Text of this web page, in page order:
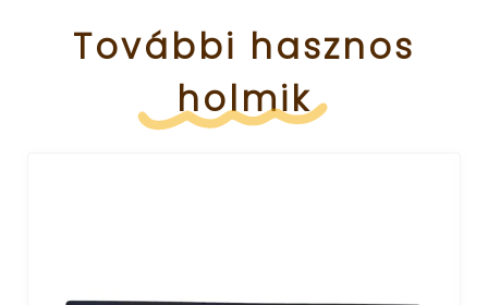
További hasznos
holmik